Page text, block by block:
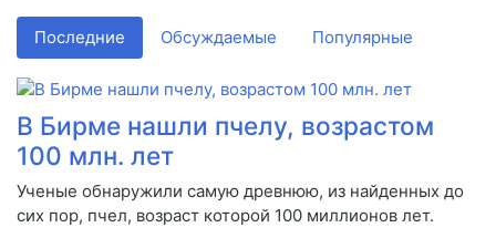
Последние Обсуждаемые Популярные
В Бирме нашли пчелу, возрастом
100 млн. лет
Ученые обнаружили самую древнюю, из найденных до
сих пор, пчел, возраст которой 100 миллионов лет.